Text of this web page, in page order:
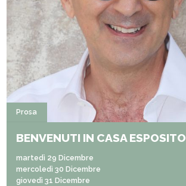
Prosa
BENVENUTI IN CASA ESPOSITO
martedì 29 Dicembre
mercoledì 30 Dicembre
giovedì 31 Dicembre